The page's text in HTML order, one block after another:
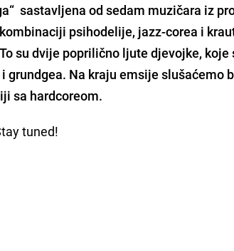
sastavljena od sedam muzičara iz
psihodelije, jazz-corea i
su dvije poprilično ljute djevojke, koje
grundgea. Na kraju emsije slušaćemo
sa hardcoreom.
tuned!